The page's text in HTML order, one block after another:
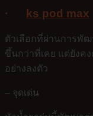
· ks pod max
ตัวเลือกที่ผ่านการพั
ขึ้นกว่าที่เคย แต่ยังค
อย่างลงตัว
– จุดเด่น